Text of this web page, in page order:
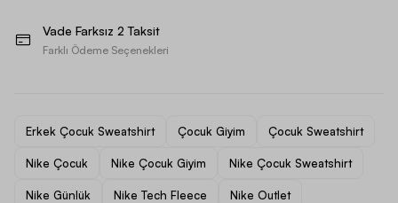
Vade Farksız 2 Taksit
Farklı Ödeme Seçenekleri
Erkek Çocuk Sweatshirt Çocuk Giyim Çocuk Sweatshirt
Nike Çocuk Nike Çocuk Giyim Nike Çocuk Sweatshirt
Nike Günlük Nike Tech Fleece Nike Outlet